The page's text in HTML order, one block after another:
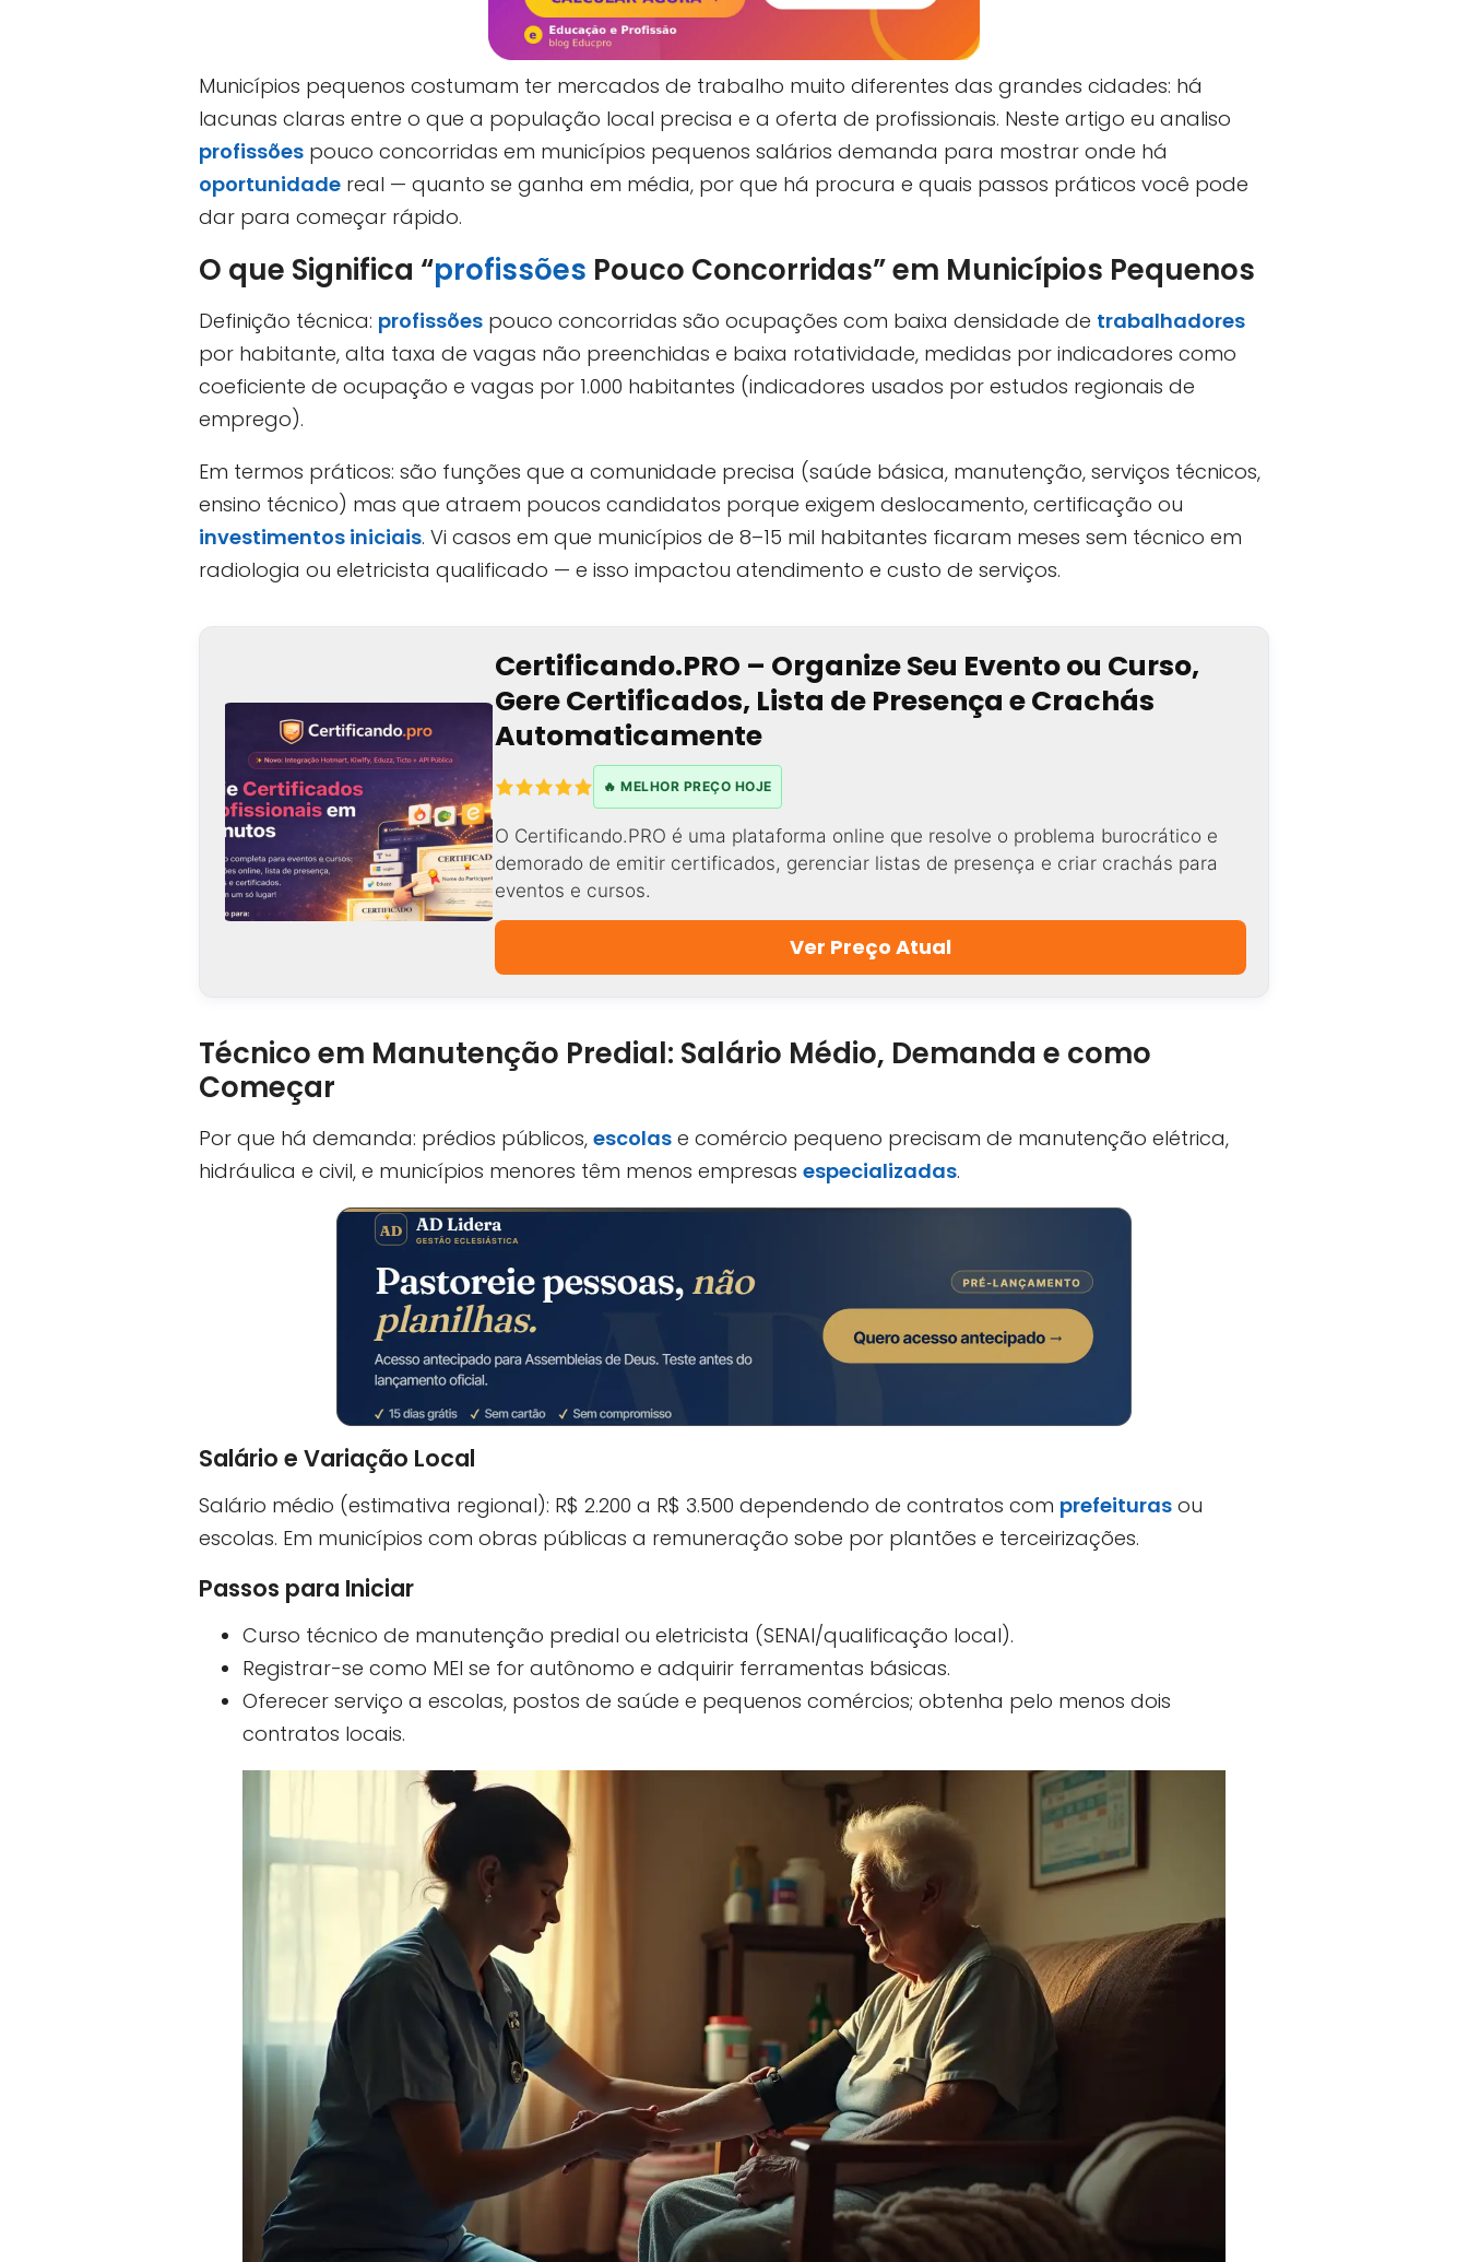
Municípios pequenos costumam ter mercados de trabalho muito diferentes das grandes cidades: há
lacunas claras entre o que a população local precisa e a oferta de profissionais. Neste artigo eu analiso
profissões pouco concorridas em municípios pequenos salários demanda para mostrar onde há
oportunidade real — quanto se ganha em média, por que há procura e quais passos práticos você pode
dar para começar rápido.
O que Significa “profissões Pouco Concorridas” em Municípios Pequenos
Definição técnica: profissões pouco concorridas são ocupações com baixa densidade de trabalhadores
por habitante, alta taxa de vagas não preenchidas e baixa rotatividade, medidas por indicadores como
coeficiente de ocupação e vagas por 1.000 habitantes (indicadores usados por estudos regionais de
emprego).
Em termos práticos: são funções que a comunidade precisa (saúde básica, manutenção, serviços técnicos,
ensino técnico) mas que atraem poucos candidatos porque exigem deslocamento, certificação ou
investimentos iniciais. Vi casos em que municípios de 8–15 mil habitantes ficaram meses sem técnico em
radiologia ou eletricista qualificado — e isso impactou atendimento e custo de serviços.
Certificando.PRO – Organize Seu Evento ou Curso,
Gere Certificados, Lista de Presença e Crachás
Automaticamente
🔥 MELHOR PREÇO HOJE
O Certificando.PRO é uma plataforma online que resolve o problema burocrático e
demorado de emitir certificados, gerenciar listas de presença e criar crachás para
eventos e cursos.
Ver Preço Atual
Técnico em Manutenção Predial: Salário Médio, Demanda e como
Começar
Por que há demanda: prédios públicos, escolas e comércio pequeno precisam de manutenção elétrica,
hidráulica e civil, e municípios menores têm menos empresas especializadas.
Salário e Variação Local
Salário médio (estimativa regional): R$ 2.200 a R$ 3.500 dependendo de contratos com prefeituras ou
escolas. Em municípios com obras públicas a remuneração sobe por plantões e terceirizações.
Passos para Iniciar
Curso técnico de manutenção predial ou eletricista (SENAI/qualificação local).
Registrar-se como MEI se for autônomo e adquirir ferramentas básicas.
Oferecer serviço a escolas, postos de saúde e pequenos comércios; obtenha pelo menos dois
contratos locais.